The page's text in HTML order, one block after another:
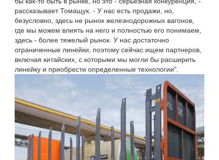
рассказывает Томащук. - У нас есть продажи, но,
безусловно, здесь не рынок железнодорожных вагонов,
где мы можем влиять на него и полностью его понимаем,
здесь - более тяжелый рынок. У нас достаточно
ограниченные линейки, поэтому сейчас ищем партнеров,
включая китайских, с которыми мы могли бы расширить
линейку и приобрести определенные технологии".